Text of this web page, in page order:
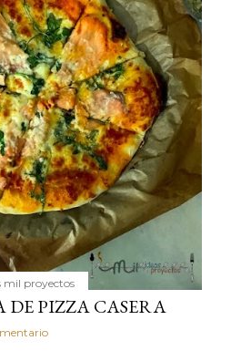
mil proyectos
DE PIZZA CASERA